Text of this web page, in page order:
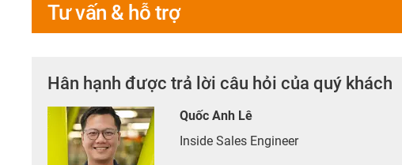
Tư vấn & hỗ trợ
Hân hạnh được trả lời câu hỏi của quý khách
Quốc Anh Lê
Inside Sales Engineer